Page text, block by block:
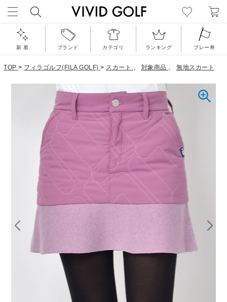
新 着 ブランド カテゴリ ランキング プレー券
TOP > フィラゴルフ(FILA GOLF) > スカート 、 対象商品 、 無地スカート